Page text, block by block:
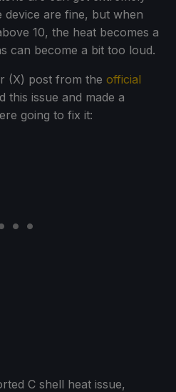
are fine, but when
10, the heat becomes a
can become a bit too loud.
(X) post from the official
this issue and made a
going to fix it:
C shell heat issue,